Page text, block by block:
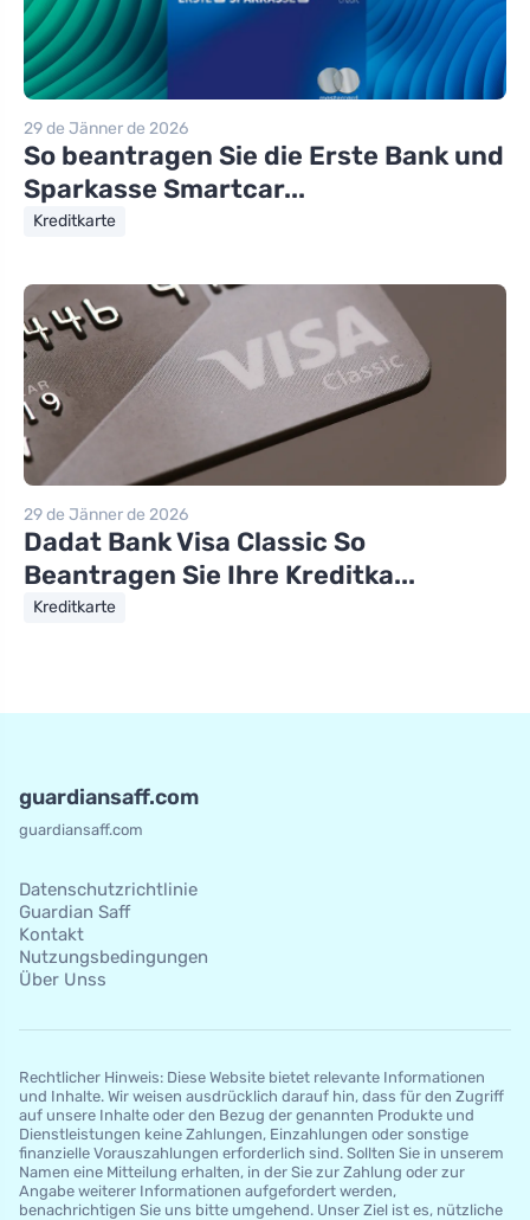
29 de Jänner de 2026
So beantragen Sie die Erste Bank und
Sparkasse Smartcar...
Kreditkarte
29 de Jänner de 2026
Dadat Bank Visa Classic So
Beantragen Sie Ihre Kreditka...
Kreditkarte
guardiansaff.com
guardiansaff.com
Datenschutzrichtlinie
Guardian Saff
Kontakt
Nutzungsbedingungen
Über Unss
Rechtlicher Hinweis: Diese Website bietet relevante Informationen
und Inhalte. Wir weisen ausdrücklich darauf hin, dass für den Zugriff
auf unsere Inhalte oder den Bezug der genannten Produkte und
Dienstleistungen keine Zahlungen, Einzahlungen oder sonstige
finanzielle Vorauszahlungen erforderlich sind. Sollten Sie in unserem
Namen eine Mitteilung erhalten, in der Sie zur Zahlung oder zur
Angabe weiterer Informationen aufgefordert werden,
benachrichtigen Sie uns bitte umgehend. Unser Ziel ist es, nützliche